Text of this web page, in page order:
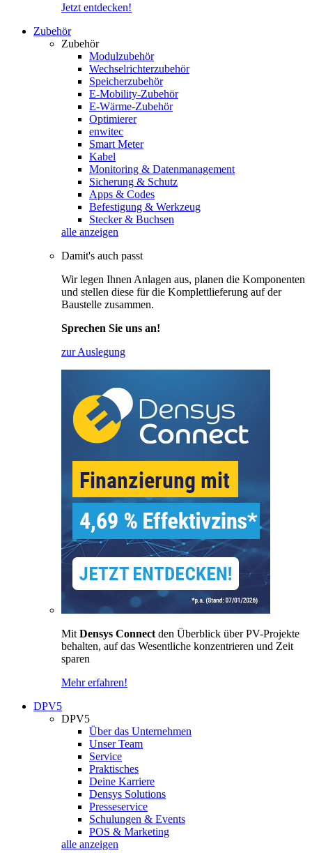
Jetzt entdecken!
Zubehör
Zubehör
Modulzubehör
Wechselrichterzubehör
Speicherzubehör
E-Mobility-Zubehör
E-Wärme-Zubehör
Optimierer
enwitec
Smart Meter
Kabel
Monitoring & Datenmanagement
Sicherung & Schutz
Apps & Codes
Befestigung & Werkzeug
Stecker & Buchsen
alle anzeigen
Damit's auch passt
Wir legen Ihnen Anlagen aus, planen die Komponenten
und stellen diese für die Komplettlieferung auf der
Baustelle zusammen.
Sprechen Sie uns an!
zur Auslegung
Mit Densys Connect den Überblick über PV-Projekte
behalten, auf das Wesentliche konzentrieren und Zeit
sparen
Mehr erfahren!
DPV5
DPV5
Über das Unternehmen
Unser Team
Service
Praktisches
Deine Karriere
Densys Solutions
Presseservice
Schulungen & Events
POS & Marketing
alle anzeigen